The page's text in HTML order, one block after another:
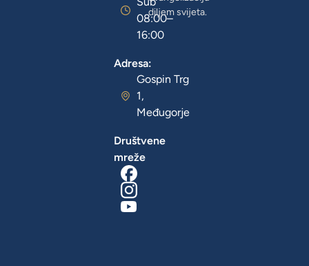
08:00–
16:00
Adresa:
Gospin Trg
1,
Međugorje
Društvene
mreže
diljem svijeta.